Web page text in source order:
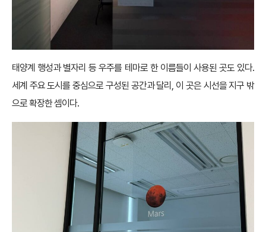
태양계 행성과 별자리 등 우주를 테마로 한 이름들이 사용된 곳도 있다.
세계 주요 도시를 중심으로 구성된 공간과 달리, 이 곳은 시선을 지구 밖
으로 확장한 셈이다.